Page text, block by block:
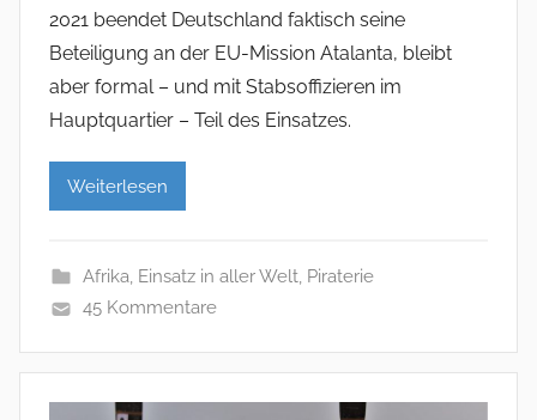
2021 beendet Deutschland faktisch seine
Beteiligung an der EU-Mission Atalanta, bleibt
aber formal – und mit Stabsoffizieren im
Hauptquartier – Teil des Einsatzes.
Weiterlesen
Afrika, Einsatz in aller Welt, Piraterie
45 Kommentare